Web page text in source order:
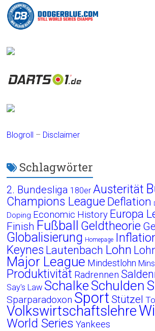
Blogroll – Disclaimer
Schlagwörter
2. Bundesliga 180er Austerität
Champions League Deflation
Doping Economic History Europa
Finish Fußball Geldtheorie
Globalisierung Homepage
Keynes Lautenbach Lohn
Major League Mindestlohn
Produktivität Radrennen
Say's Law Schalke Schulden
Sparparadoxon Sport Stützel
Volkswirtschaftslehre
World Series Yankees